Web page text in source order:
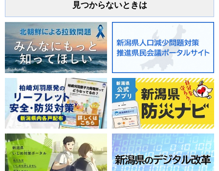
見つからないときは